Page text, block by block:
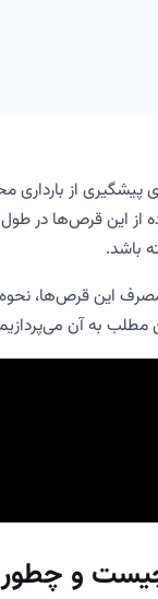
پیشگیری از
این قرص‌ها در طول
باشد.
مصرف این قرص‌ها،
به آن می‌پردازیم.
و